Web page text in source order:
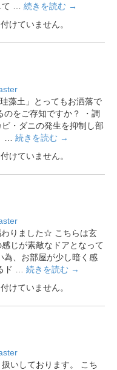
て … 続きを読む →
けていません。
藻土」とってもお洒落で
をご存知ですか？ ・調
・ダニの発生を抑制し部
… 続きを読む →
けていません。
りました☆ こちらは玄
じが素敵なドアとなって
為、お部屋が少し暗く感
ド … 続きを読む →
けていません。
いしております。 こち